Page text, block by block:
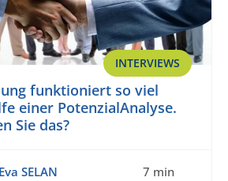
INTERVIEWS
funktioniert so viel
einer PotenzialAnalyse.
Sie das?
Eva SELAN 7 min